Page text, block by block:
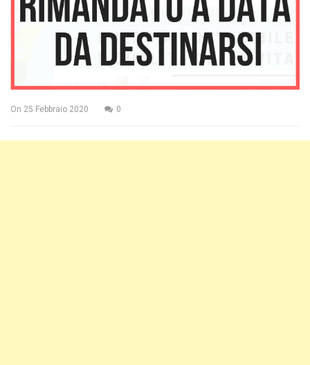
On 25 Febbraio 2020 0